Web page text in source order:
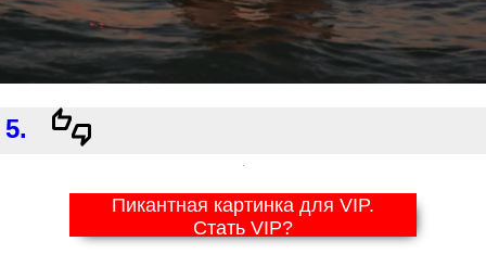
5.
Пикантная картинка для VIP.
Стать VIP?